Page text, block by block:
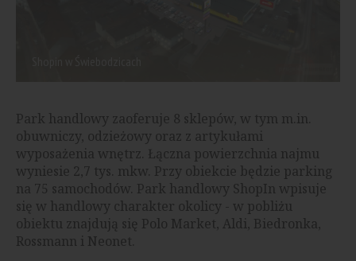
Park handlowy zaoferuje 8 sklepów, w tym m.in.
obuwniczy, odzieżowy oraz z artykułami
wyposażenia wnętrz. Łączna powierzchnia najmu
wyniesie 2,7 tys. mkw. Przy obiekcie będzie parking
na 75 samochodów. Park handlowy ShopIn wpisuje
się w handlowy charakter okolicy - w pobliżu
obiektu znajdują się Polo Market, Aldi, Biedronka,
Rossmann i Neonet.